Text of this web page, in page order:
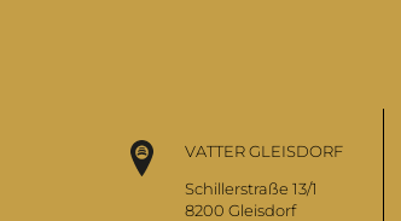
VATTER GLEISDORF
Schillerstraße 13/1
8200 Gleisdorf